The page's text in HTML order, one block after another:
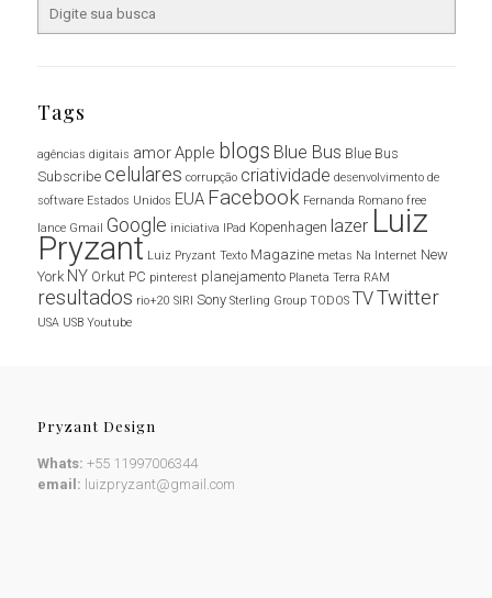
Tags
agências digitais amorApple blogs Blue Bus Blue Bus
Subscribe celulares corrupção criatividade desenvolvimento de
software Estados Unidos EUA Facebook Fernanda Romano free
lance Gmail Google iniciativa IPad Kopenhagen lazer Luiz
Pryzant Luiz Pryzant Texto Magazine metas Na Internet New
York NY Orkut PC pinterest planejamento Planeta Terra RAM
resultados rio+20 SIRI Sony Sterling Group TODOS TVTwitter
USA USB Youtube
Pryzant Design
Whats: +55 11997006344
email: luizpryzant@gmail.com